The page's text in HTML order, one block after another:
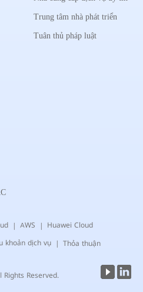
Trung tâm nhà phát triển
Tuân thủ pháp luật
AWS Huawei Cloud
khoản dịch vụ
Thỏa thuận
Reserved.